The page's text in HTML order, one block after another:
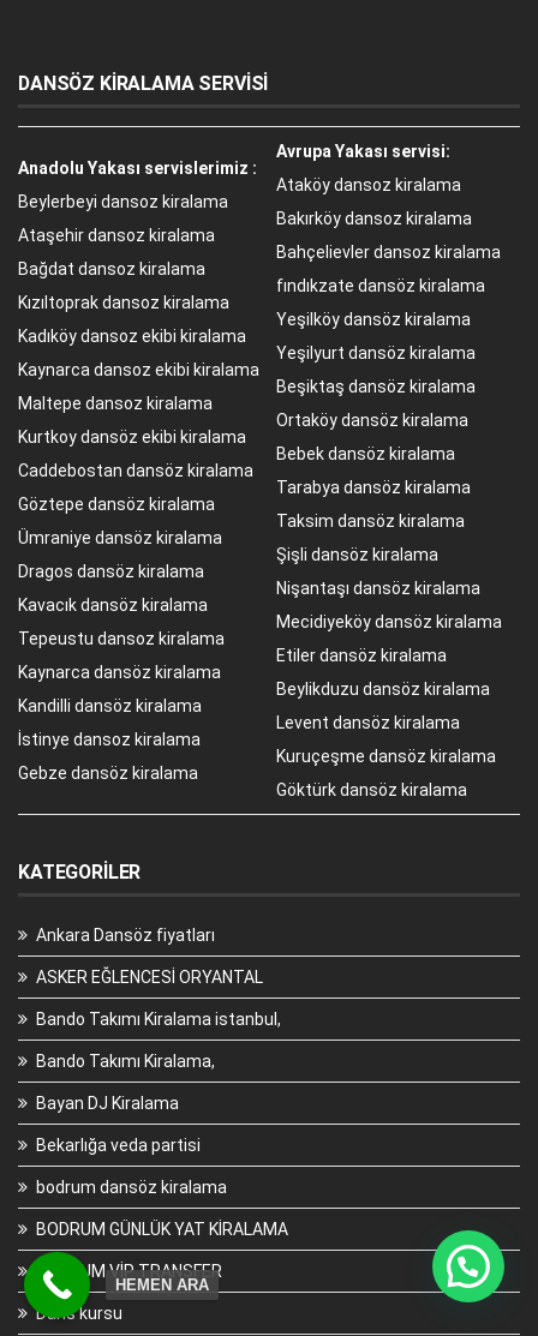
DANSÖZ KİRALAMA SERVİSİ
Anadolu Yakası servislerimiz :
Beylerbeyi dansoz kiralama
Ataşehir dansoz kiralama
Bağdat dansoz kiralama
Kızıltoprak dansoz kiralama
Kadıköy dansoz ekibi kiralama
Kaynarca dansoz ekibi kiralama
Maltepe dansoz kiralama
Kurtkoy dansöz ekibi kiralama
Caddebostan dansöz kiralama
Göztepe dansöz kiralama
Ümraniye dansöz kiralama
Dragos dansöz kiralama
Kavacık dansöz kiralama
Tepeustu dansoz kiralama
Kaynarca dansöz kiralama
Kandilli dansöz kiralama
İstinye dansoz kiralama
Gebze dansöz kiralama
Avrupa Yakası servisi:
Ataköy dansoz kiralama
Bakırköy dansoz kiralama
Bahçelievler dansoz kiralama
fındıkzate dansöz kiralama
Yeşilköy dansöz kiralama
Yeşilyurt dansöz kiralama
Beşiktaş dansöz kiralama
Ortaköy dansöz kiralama
Bebek dansöz kiralama
Tarabya dansöz kiralama
Taksim dansöz kiralama
Şişli dansöz kiralama
Nişantaşı dansöz kiralama
Mecidiyeköy dansöz kiralama
Etiler dansöz kiralama
Beylikduzu dansöz kiralama
Levent dansöz kiralama
Kuruçeşme dansöz kiralama
Göktürk dansöz kiralama
KATEGORILER
Ankara Dansöz fiyatları
ASKER EĞLENCESİ ORYANTAL
Bando Takımı Kiralama istanbul,
Bando Takımı Kiralama,
Bayan DJ Kiralama
Bekarlığa veda partisi
bodrum dansöz kiralama
BODRUM GÜNLÜK YAT KİRALAMA
BODRUM VİP TRANSFER
Dans kursu
HEMEN ARA